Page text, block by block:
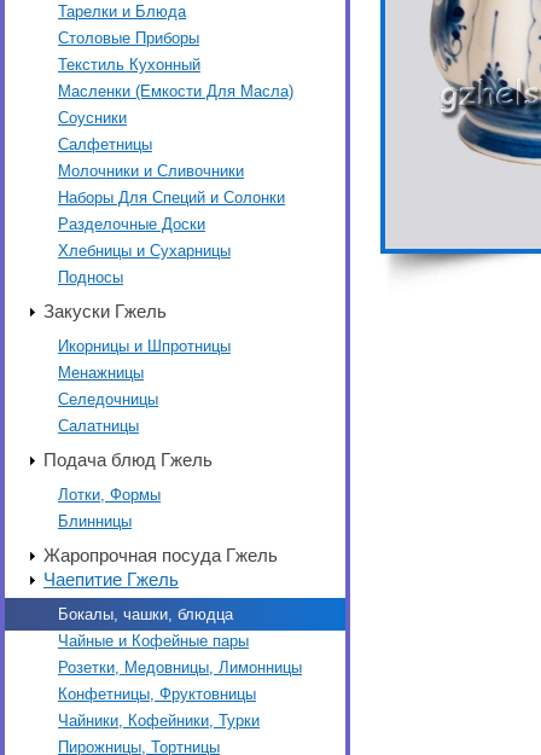
Тарелки и Блюда
Столовые Приборы
Текстиль Кухонный
Масленки (Емкости Для Масла)
Соусники
Салфетницы
Молочники и Сливочники
Наборы Для Специй и Солонки
Разделочные Доски
Хлебницы и Сухарницы
Подносы
Закуски Гжель
Икорницы и Шпротницы
Менажницы
Селедочницы
Салатницы
Подача блюд Гжель
Лотки, Формы
Блинницы
Жаропрочная посуда Гжель
Чаепитие Гжель
Бокалы, чашки, блюдца
Чайные и Кофейные пары
Розетки, Медовницы, Лимонницы
Конфетницы, Фруктовницы
Чайники, Кофейники, Турки
Пирожницы, Тортницы